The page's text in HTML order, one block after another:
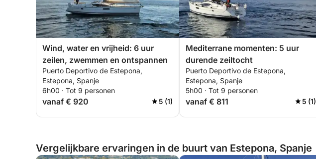
Wind, water en vrijheid: 6 uur
zeilen, zwemmen en ontspannen
Puerto Deportivo de Estepona,
Estepona, Spanje
6h00 · Tot 9 personen
vanaf € 920 5 (1)
Mediterrane momenten: 5 uur
durende zeiltocht
Puerto Deportivo de Estepona,
Estepona, Spanje
5h00 · Tot 9 personen
vanaf € 811 5 (1)
Vergelijkbare ervaringen in de buurt van Estepona, Spanje